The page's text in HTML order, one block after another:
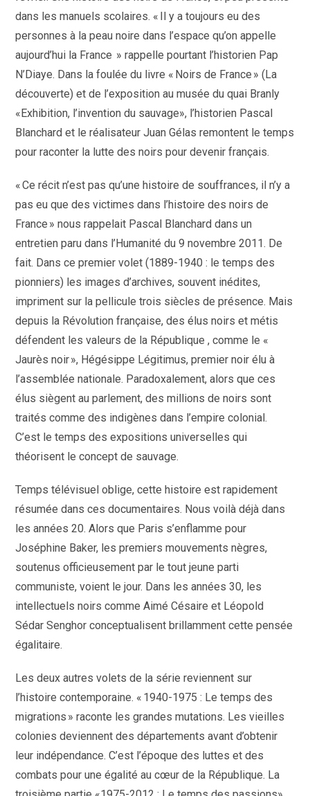
dans les manuels scolaires. « Il y a toujours eu des
personnes à la peau noire dans l’espace qu’on appelle
aujourd’hui la France » rappelle pourtant l’historien Pap
N’Diaye. Dans la foulée du livre « Noirs de France » (La
découverte) et de l’exposition au musée du quai Branly
«Exhibition, l’invention du sauvage», l’historien Pascal
Blanchard et le réalisateur Juan Gélas remontent le temps
pour raconter la lutte des noirs pour devenir français.
« Ce récit n’est pas qu’une histoire de souffrances, il n’y a
pas eu que des victimes dans l’histoire des noirs de
France » nous rappelait Pascal Blanchard dans un
entretien paru dans l’Humanité du 9 novembre 2011. De
fait. Dans ce premier volet (1889-1940 : le temps des
pionniers) les images d’archives, souvent inédites,
impriment sur la pellicule trois siècles de présence. Mais
depuis la Révolution française, des élus noirs et métis
défendent les valeurs de la République , comme le «
Jaurès noir », Hégésippe Légitimus, premier noir élu à
l’assemblée nationale. Paradoxalement, alors que ces
élus siègent au parlement, des millions de noirs sont
traités comme des indigènes dans l’empire colonial.
C’est le temps des expositions universelles qui
théorisent le concept de sauvage.
Temps télévisuel oblige, cette histoire est rapidement
résumée dans ces documentaires. Nous voilà déjà dans
les années 20. Alors que Paris s’enflamme pour
Joséphine Baker, les premiers mouvements nègres,
soutenus officieusement par le tout jeune parti
communiste, voient le jour. Dans les années 30, les
intellectuels noirs comme Aimé Césaire et Léopold
Sédar Senghor conceptualisent brillamment cette pensée
égalitaire.
Les deux autres volets de la série reviennent sur
l’histoire contemporaine. « 1940-1975 : Le temps des
migrations » raconte les grandes mutations. Les vieilles
colonies deviennent des départements avant d’obtenir
leur indépendance. C’est l’époque des luttes et des
combats pour une égalité au cœur de la République. La